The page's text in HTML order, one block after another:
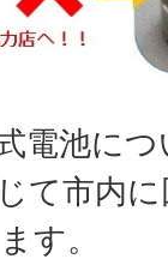
電池に
て市内
す。